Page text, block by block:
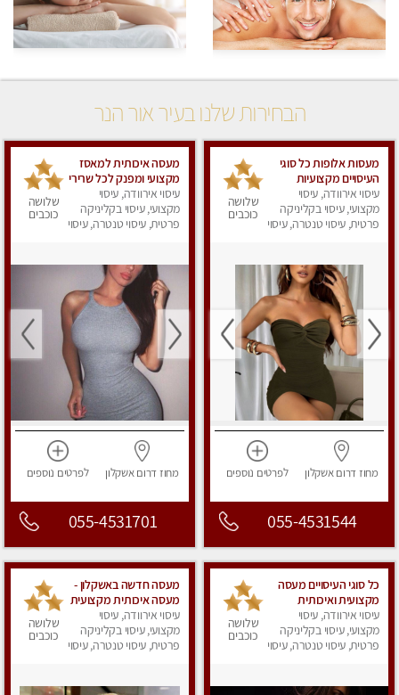
הבחירות שלנו בעיר אור הנר
מעסות אלופות כל סוגי
העיסויים מקצועיות
ואיכותיות פרטי!!
עיסוי אירוודה, עיסוי
מקצועי, עיסוי בקליניקה
פרטית, עיסוי טנטרה, עיסוי
שלושה
כוכבים
מחוז דרוםאשקלון לפרטים נוספים
055-4531544
מעסה איכותית למאסז
מקצועי ומפנק לכל שרירי
הגוף
עיסוי אירוודה, עיסוי
מקצועי, עיסוי בקליניקה
פרטית, עיסוי טנטרה, עיסוי
שלושה
כוכבים
מחוז דרוםאשקלון לפרטים נוספים
055-4531701
כל סוגי העיסויים מעסה
מקצועית ואיכותית
פרטי!!!
עיסוי אירוודה, עיסוי
מקצועי, עיסוי בקליניקה
פרטית, עיסוי טנטרה, עיסוי
שלושה
כוכבים
מעסה חדשה באשקלון -
מעסה איכותית מקצועית
ומפנקת פרטי !
עיסוי אירוודה, עיסוי
מקצועי, עיסוי בקליניקה
פרטית, עיסוי טנטרה, עיסוי
שלושה
כוכבים